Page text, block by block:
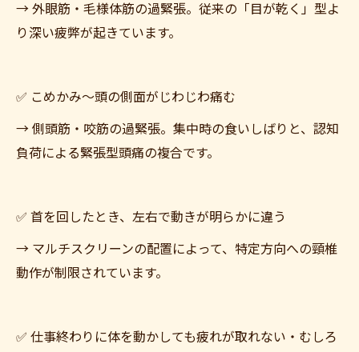
→ 外眼筋・毛様体筋の過緊張。従来の「目が乾く」型よ
り深い疲弊が起きています。
✅ こめかみ〜頭の側面がじわじわ痛む
→ 側頭筋・咬筋の過緊張。集中時の食いしばりと、認知
負荷による緊張型頭痛の複合です。
✅ 首を回したとき、左右で動きが明らかに違う
→ マルチスクリーンの配置によって、特定方向への頸椎
動作が制限されています。
✅ 仕事終わりに体を動かしても疲れが取れない・むしろ